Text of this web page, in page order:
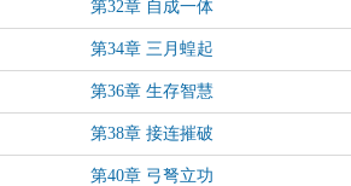
第32章 自成一体
第34章 三月蝗起
第36章 生存智慧
第38章 接连摧破
第40章 弓弩立功